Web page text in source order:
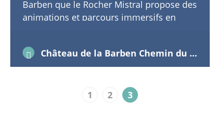
Barben que le Rocher Mistral propose des
animations et parcours immersifs en
Château de la Barben Chemin du château 13330 La Barben
1 2 3